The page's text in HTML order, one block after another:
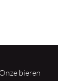
Onze bieren